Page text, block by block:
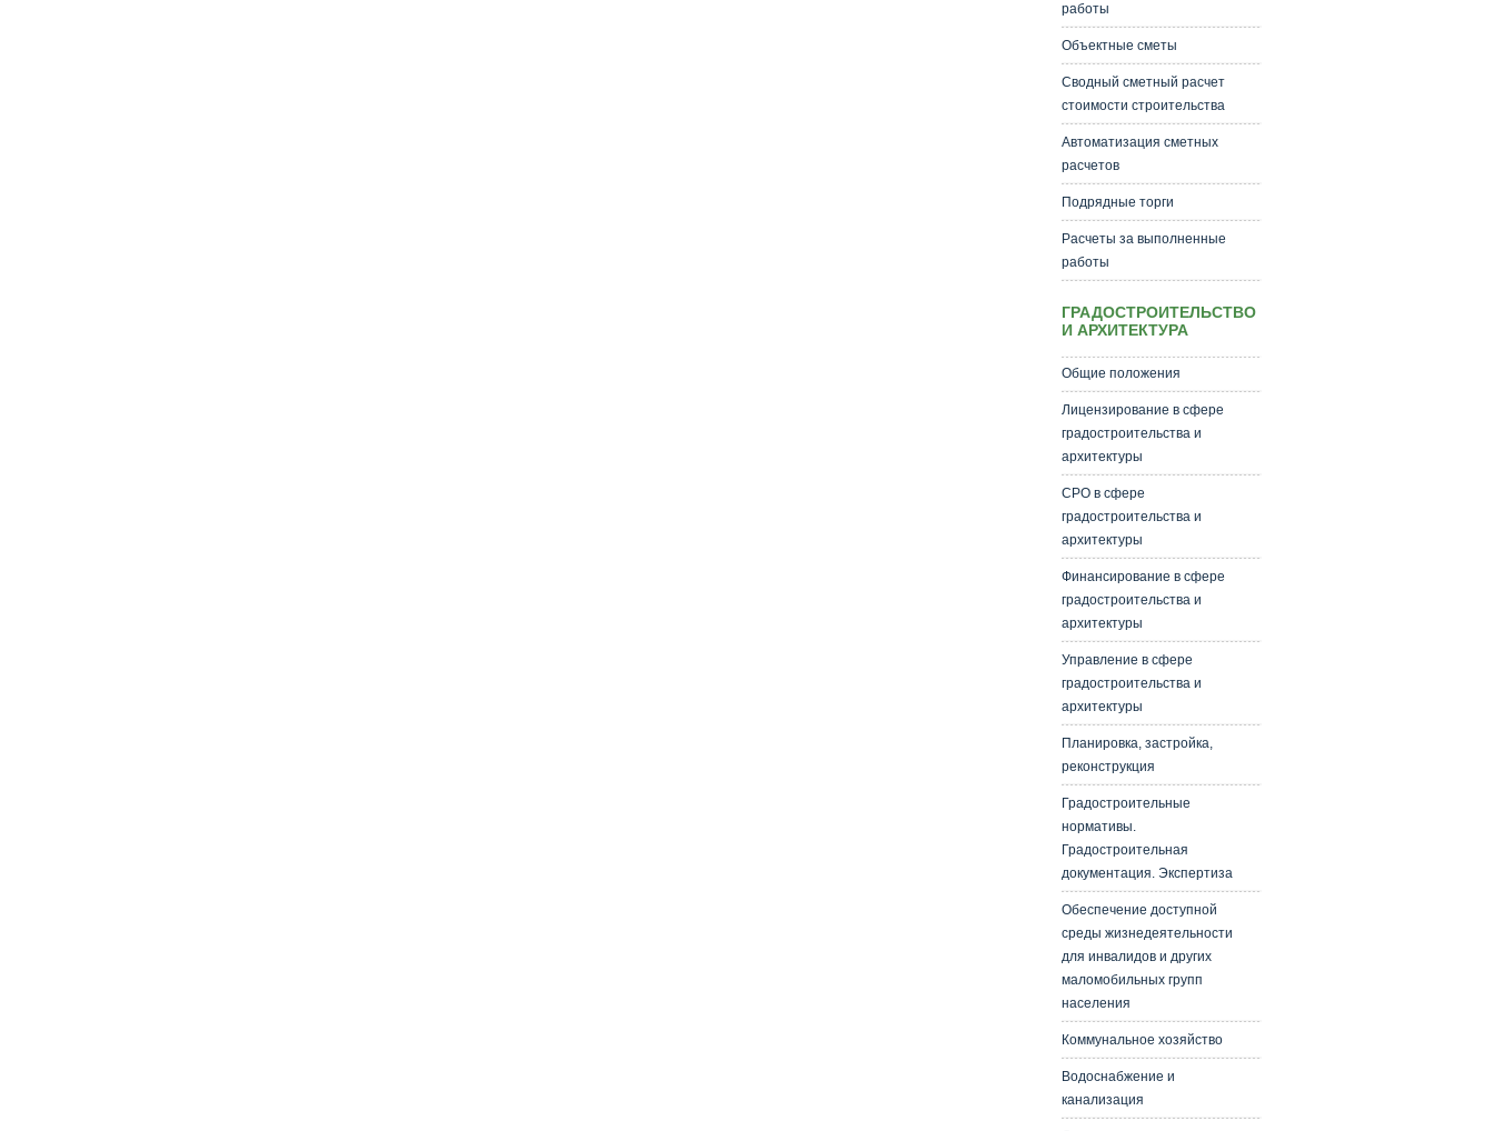
работы
Объектные сметы
Сводный сметный расчет
стоимости строительства
Автоматизация сметных
расчетов
Подрядные торги
Расчеты за выполненные
работы
ГРАДОСТРОИТЕЛЬСТВО
И АРХИТЕКТУРА
Общие положения
Лицензирование в сфере
градостроительства и
архитектуры
СРО в сфере
градостроительства и
архитектуры
Финансирование в сфере
градостроительства и
архитектуры
Управление в сфере
градостроительства и
архитектуры
Планировка, застройка,
реконструкция
Градостроительные
нормативы.
Градостроительная
документация. Экспертиза
Обеспечение доступной
среды жизнедеятельности
для инвалидов и других
маломобильных групп
населения
Коммунальное хозяйство
Водоснабжение и
канализация